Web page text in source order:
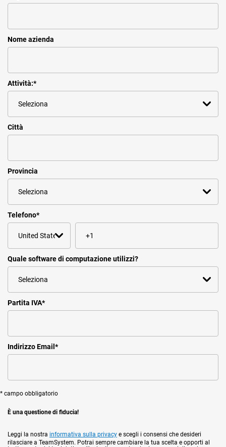
Nome azienda
Attività:*
Città
Provincia
Telefono*
Quale software di computazione utilizzi?
Partita IVA*
Indirizzo Email *
* campo obbligatorio
È una questione di fiducia!
Leggi la nostra informativa sulla privacy e scegli i consensi che desideri
rilasciare a TeamSystem. Potrai sempre cambiare la tua scelta e opporti al